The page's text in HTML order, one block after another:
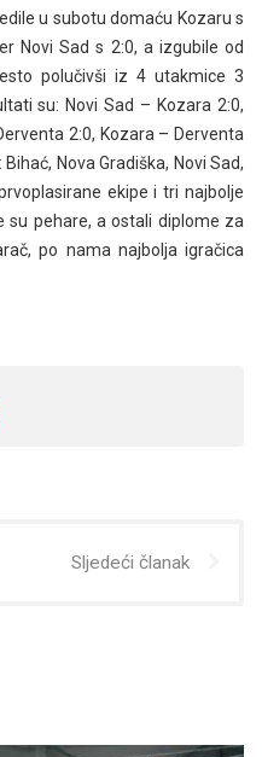
u subotu domaću Kozaru s
Novi Sad s 2:0, a izgubile od
polučivši iz 4 utakmice 3
su: Novi Sad – Kozara 2:0,
2:0, Kozara – Derventa
Nova Gradiška, Novi Sad,
ekipe i tri najbolje
su pehare, a ostali diplome za
po nama najbolja igračica
Sljedeći članak